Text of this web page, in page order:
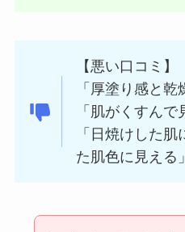
【悪い口コミ】
「厚塗り感と乾
「肌がくすんで
「日焼けした
た肌色に見える」